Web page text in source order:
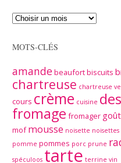
MOTS-CLÉS
amandebeaufortbiscuits
chartreuse chartreuse
cours crème cuisine
fromage fromager
mof mousse noisette noisettes
pomme pommes porc prune
spéculoos tarte terrine vin